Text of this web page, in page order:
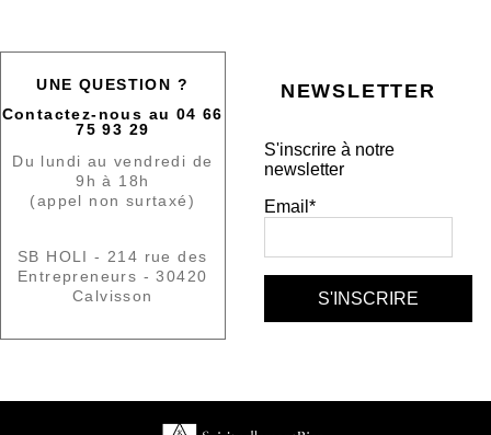
UNE QUESTION ?
Contactez-nous au 04 66
75 93 29
Du lundi au vendredi de
9h à 18h
(appel non surtaxé)
SB HOLI - 214 rue des
Entrepreneurs - 30420
Calvisson
NEWSLETTER
S'inscrire à notre
newsletter
Email*